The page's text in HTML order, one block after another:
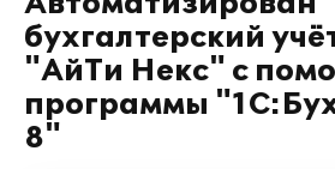
бухгалтерский
"АйТи Некс" с
программы
8"